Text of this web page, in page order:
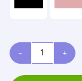
Flexfit